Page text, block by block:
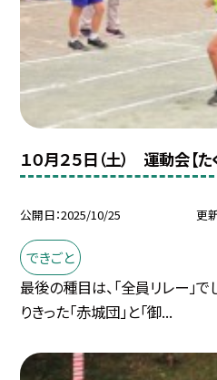
１０月２５日（土） 運動会【
公開日 2025/10/25 更
できごと
最後の種目は、「全員リレー」
りきった「赤城団」と「御...